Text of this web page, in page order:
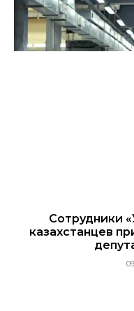
Сотрудники
казахстанцев